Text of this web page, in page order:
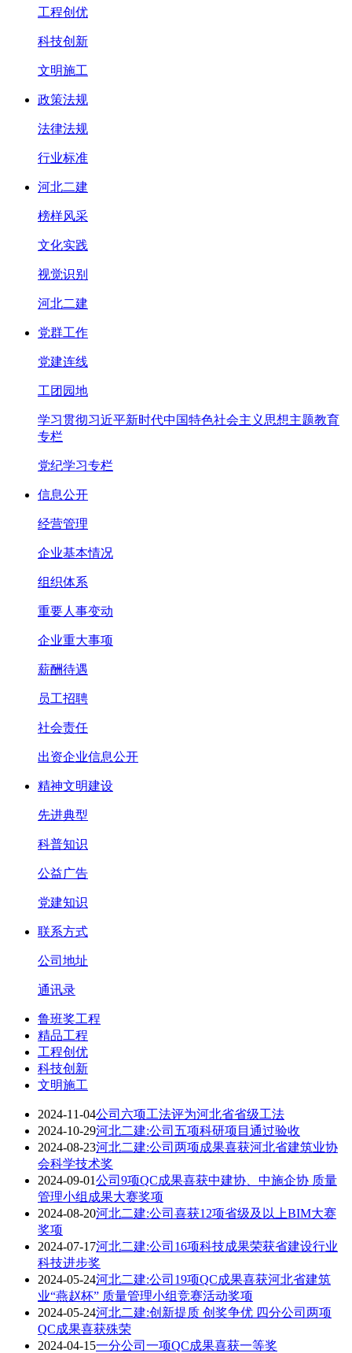
工程创优
科技创新
文明施工
政策法规
法律法规
行业标准
河北二建
榜样风采
文化实践
视觉识别
河北二建
党群工作
党建连线
工团园地
学习贯彻习近平新时代中国特色社会主义思想主题教育
专栏
党纪学习专栏
信息公开
经营管理
企业基本情况
组织体系
重要人事变动
企业重大事项
薪酬待遇
员工招聘
社会责任
出资企业信息公开
精神文明建设
先进典型
科普知识
公益广告
党建知识
联系方式
公司地址
通讯录
鲁班奖工程
精品工程
工程创优
科技创新
文明施工
2024-11-04公司六项工法评为河北省省级工法
2024-10-29河北二建:公司五项科研项目通过验收
2024-08-23河北二建:公司两项成果喜获河北省建筑业协
会科学技术奖
2024-09-01公司9项QC成果喜获中建协、中施企协 质量
管理小组成果大赛奖项
2024-08-20河北二建:公司喜获12项省级及以上BIM大赛
奖项
2024-07-17河北二建:公司16项科技成果荣获省建设行业
科技进步奖
2024-05-24河北二建:公司19项QC成果喜获河北省建筑
业“燕赵杯” 质量管理小组竞赛活动奖项
2024-05-24河北二建:创新提质 创奖争优 四分公司两项
QC成果喜获殊荣
2024-04-15一分公司一项QC成果喜获一等奖